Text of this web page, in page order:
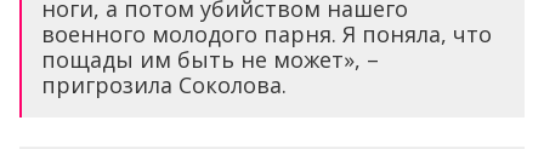
ноги, а потом убийством нашего
военного молодого парня. Я поняла, что
пощады им быть не может», –
пригрозила Соколова.